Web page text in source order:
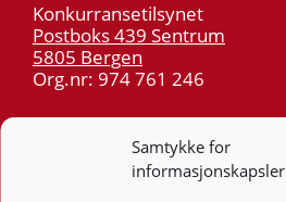
Samtykke for
informasjonskapsler
Konkurransetilsynet
Postboks 439 Sentrum
5805 Bergen
Org.nr: 974 761 246
55 59 75 00
post@kt.no